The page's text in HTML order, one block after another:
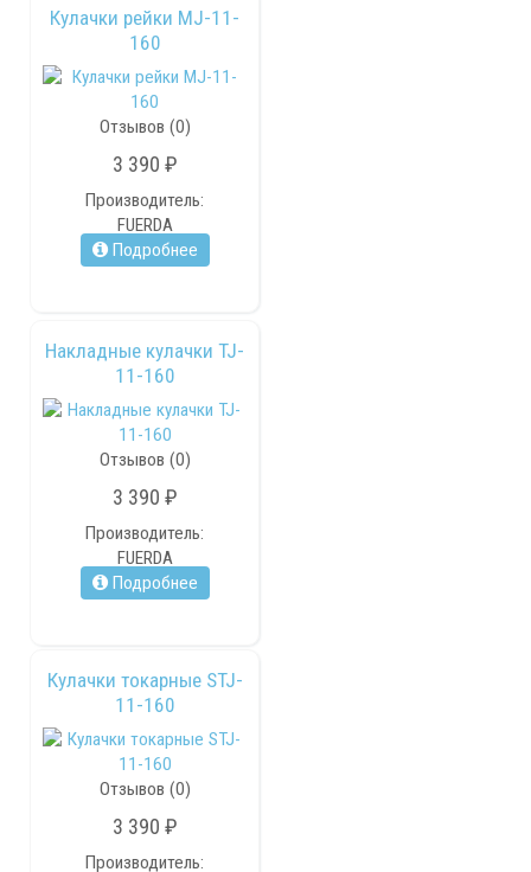
Кулачки рейки MJ-11-
160
Отзывов (0)
3 390 ₽
Производитель:
FUERDA
Подробнее
Накладные кулачки TJ-
11-160
Отзывов (0)
3 390 ₽
Производитель:
FUERDA
Подробнее
Кулачки токарные STJ-
11-160
Отзывов (0)
3 390 ₽
Производитель: